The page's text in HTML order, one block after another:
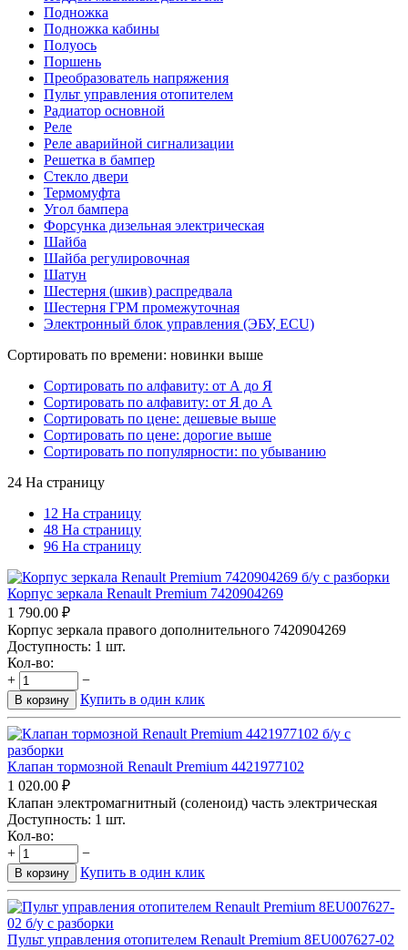
Подножка
Подножка кабины
Полуось
Поршень
Преобразователь напряжения
Пульт управления отопителем
Радиатор основной
Реле
Реле аварийной сигнализации
Решетка в бампер
Стекло двери
Термомуфта
Угол бампера
Форсунка дизельная электрическая
Шайба
Шайба регулировочная
Шатун
Шестерня (шкив) распредвала
Шестерня ГРМ промежуточная
Электронный блок управления (ЭБУ, ECU)
Сортировать по времени: новинки выше
Сортировать по алфавиту: от А до Я
Сортировать по алфавиту: от Я до А
Сортировать по цене: дешевые выше
Сортировать по цене: дорогие выше
Сортировать по популярности: по убыванию
24 На страницу
12 На страницу
48 На страницу
96 На страницу
Корпус зеркала Renault Premium 7420904269
1 790.00 ₽
Корпус зеркала правого дополнительного 7420904269
Доступность: 1 шт.
Кол-во:
+
−
В корзину Купить в один клик
Клапан тормозной Renault Premium 4421977102
1 020.00 ₽
Клапан электромагнитный (соленоид) часть электрическая
Доступность: 1 шт.
Кол-во:
+
−
В корзину Купить в один клик
Пульт управления отопителем Renault Premium 8EU007627-02